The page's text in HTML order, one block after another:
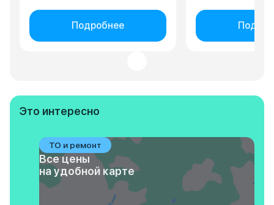
Подробнее
Это интересно
ТО и ремонт
Все цены
на удобной карте